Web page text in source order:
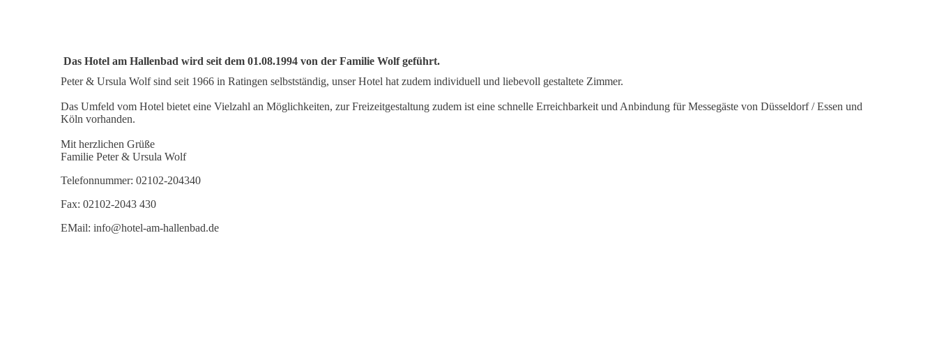
Das Hotel am Hallenbad wird seit dem 01.08.1994 von der Familie Wolf geführt.
Peter & Ursula Wolf sind seit 1966 in Ratingen selbstständig, unser Hotel hat zudem individuell und liebevoll gestaltete Zimmer.
Das Umfeld vom Hotel bietet eine Vielzahl an Möglichkeiten, zur Freizeitgestaltung zudem ist eine schnelle Erreichbarkeit und Anbindung für Messegäste von Düsseldorf / Essen und
Köln vorhanden.
Mit herzlichen Grüße
Familie Peter & Ursula Wolf
Telefonnummer: 02102-204340
Fax: 02102-2043 430
EMail: info@hotel-am-hallenbad.de